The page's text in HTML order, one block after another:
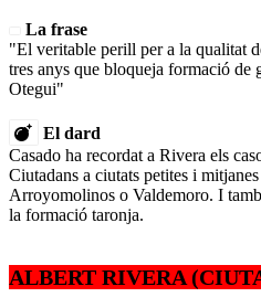
La frase
"El veritable perill per a la qualitat
tres anys que bloqueja formació de
Otegui"
El dard
Casado ha recordat a Rivera els
Ciutadans a ciutats petites i
Arroyomolinos o Valdemoro. I
la formació taronja.
ALBERT RIVERA